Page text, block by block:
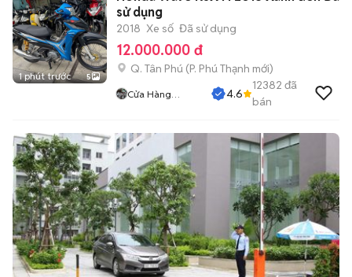
1 phút trước 5
sử dụng
2018 Xe số Đã sử dụng
12.000.000 đ
Q. Tân Phú (P. Phú Thạnh mới)
Cửa Hàng
4.6
12382 đã
bán